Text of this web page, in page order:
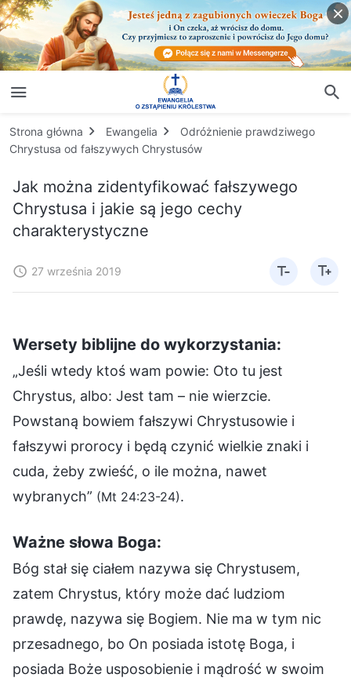
Strona główna Ewangelia
Odróżnienie prawdziwego
Chrystusa od fałszywych Chrystusów
Jak można zidentyfikować fałszywego
Chrystusa i jakie są jego cechy
charakterystyczne
27 września 2019
Wersety biblijne do wykorzystania:
„Jeśli wtedy ktoś wam powie: Oto tu jest
Chrystus, albo: Jest tam – nie wierzcie.
Powstaną bowiem fałszywi Chrystusowie i
fałszywi prorocy i będą czynić wielkie znaki i
cuda, żeby zwieść, o ile można, nawet
wybranych” (Mt 24:23-24).
Ważne słowa Boga:
Bóg stał się ciałem nazywa się Chrystusem,
zatem Chrystus, który może dać ludziom
prawdę, nazywa się Bogiem. Nie ma w tym nic
przesadnego, bo On posiada istotę Boga, i
posiada Boże usposobienie i mądrość w swoim